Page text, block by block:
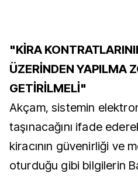
"KİRA
ÜZERİNDEN YAPILMA
GETİRİLMELİ"
Akçam, sistemin
taşınacağını ifade
kiracının güvenirliği ve
oturduğu gibi bilgilerin